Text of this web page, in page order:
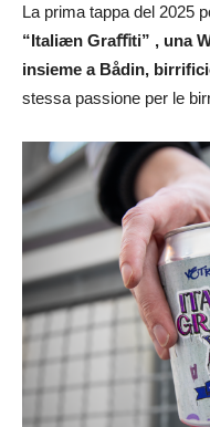
La prima tappa del 2025
“Italiæn Graﬃti” , una
insieme a Bådin,
stessa passione per le